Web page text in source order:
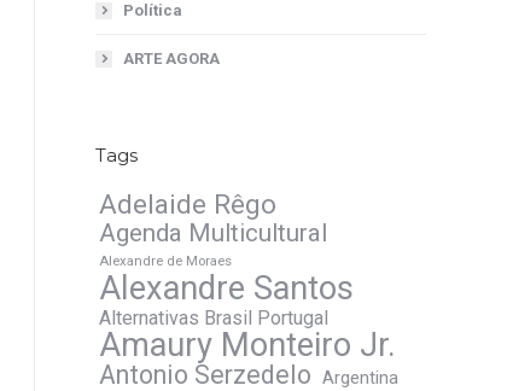
Política
ARTE AGORA
Tags
Adelaide Rêgo
Agenda Multicultural
Alexandre de Moraes
Alexandre Santos
Alternativas Brasil Portugal
Amaury Monteiro Jr.
Antonio Serzedelo Argentina